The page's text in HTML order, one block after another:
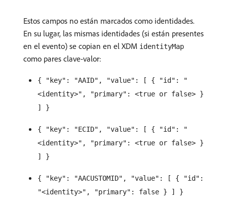
Estos campos no están marcados como identidades.
En su lugar, las mismas identidades (si están presentes
en el evento) se copian en el XDM identityMap
como pares clave-valor:
{ "key": "AAID", "value": [ { "id": "
<identity>", "primary": <true or false> }
] }
{ "key": "ECID", "value": [ { "id": "
<identity>", "primary": <true or false> }
] }
{ "key": "AACUSTOMID", "value": [ { "id":
"<identity>", "primary": false } ] }